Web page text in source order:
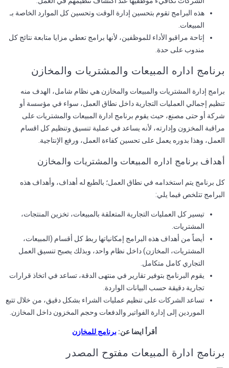
هذه البرامج تقوم بتحسين إدارة الوقت وتحسين كل الموارد الخاصة بـ
المبيعات.
إتاحة مراقبو الأداء للموظفين، لأنها برامج تعطي مزايا متابعة نتائج كل
مندوب على حدة.
برنامج اداره المبيعات والمشتريات والمخازن​
برامج إدارة المشتريات والمبيعات والمخازن هي نظام شامل، الهدف منه
تنظيم إجمالي العمليات التجارية داخل نطاق العمل، سواء في مؤسسة أو
شركة أو حتى مصنع، حيث يقوم برنامج ادارة المبيعات والمشتريات على
مراقبة المخزون وإدارته، لأنه يساعد في عملية تنسيق وتنظيم كل اقسام
العمل، وهذا بدوره يعمل على تحسين كفاءة العمل، ورفع الإنتاجية.
أهداف برنامج اداره المبيعات والمشتريات والمخازن
كل برنامج يتم استخدامه في نطاق العمل؛ بالطبع له أهداف، وأهداف هذه
البرامج تتلخص فيما يلي:
تيسير كل العمليات التجارية المتعلقة بالمبيعات، تخزين المنتجات،
المشتريات.
أيضاً من أهداف هذه البرامج إمكانياتها ربط كل أقسام (المبيعات،
المشتريات، المخازن) داخل نظام واحد، وبذلك يصبح تنسيق العمل
التجاري كامل متكامل.
يقوم البرنامج بتوفير تقارير في منتهى الدقة، تساعد في اتخاذ قرارات
تجارية دقيقة حسب البيانات الواردة.
تساعد الشركات على تنظيم عمليات الشراء بشكل دقيق، من خلال تتبع
الموردين إلى إدارة الفواتير والدفعات وحجم المخزون داخل المخازن.
أقرأ ايضا عن: برنامج للمخازن
برنامج ادارة المبيعات مفتوح المصدر​